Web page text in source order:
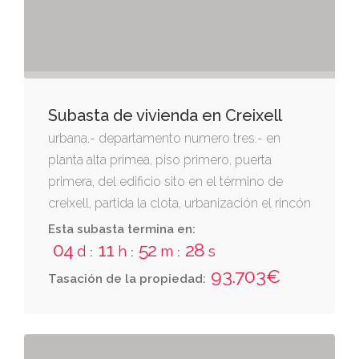
Subasta de vivienda en Creixell
urbana.- departamento numero tres.- en
planta alta primea, piso primero, puerta
primera, del edificio sito en el término de
creixell, partida la clota, urbanización el rincón
del césar. vivienda compuesta de dos
dormitorios, comedor-estar, cocina,
vestíbulo, aseo completo, lavadero y
terrazas, tiene una superficie de sesenta
metros ochenta y nueve decímetros
Esta subasta termina en:
04 d : 11 h : 52 m : 27 s
Tasación de la propiedad: 93.703€